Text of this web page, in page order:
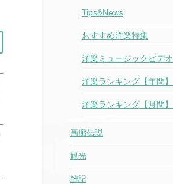
Tips&News
おすすめ洋楽特集
洋楽ミュージックビデオ
洋楽ランキング【年間】
洋楽ランキング【月間】
画廊伝説
観光
雑記